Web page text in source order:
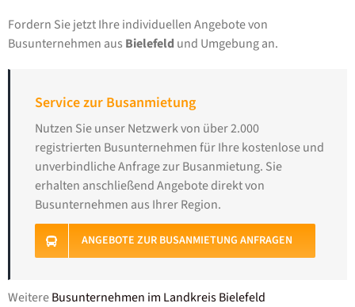
Fordern Sie jetzt Ihre individuellen Angebote von
Busunternehmen aus Bielefeld und Umgebung an.
Service zur Busanmietung
Nutzen Sie unser Netzwerk von über 2.000
registrierten Busunternehmen für Ihre kostenlose und
unverbindliche Anfrage zur Busanmietung. Sie
erhalten anschließend Angebote direkt von
Busunternehmen aus Ihrer Region.
ANGEBOTE ZUR BUSANMIETUNG ANFRAGEN
WeitereBusunternehmen im Landkreis Bielefeld